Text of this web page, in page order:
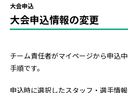
大会申込
大会申込情報の変更
チーム責任者がマイページから申込
手順です。
申込時に選択したスタッフ・選手情